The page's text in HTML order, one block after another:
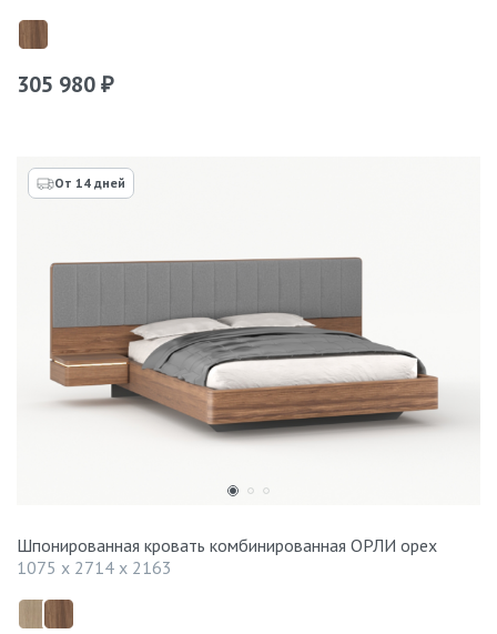
305 980 ₽
От 14 дней
Шпонированная кровать комбинированная ОРЛИ орех
1075 x 2714 x 2163